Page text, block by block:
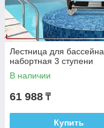
Лестница для бассейна
набортная 3 ступени
В наличии
61 988 ₸
Купить